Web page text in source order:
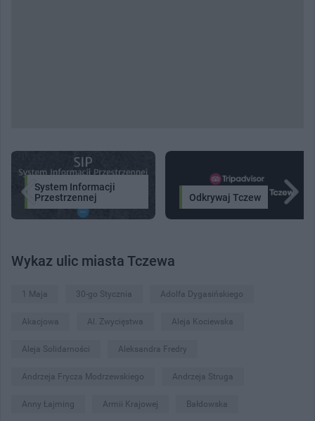
System Informacji
Przestrzennej
Odkrywaj Tczew
Wykaz ulic miasta Tczewa
1 Maja 30-go Stycznia Adolfa Dygasińskiego
Akacjowa Al. Zwycięstwa Aleja Kociewska
Aleja Solidarności Aleksandra Fredry
Andrzeja Frycza Modrzewskiego Andrzeja Struga
Anny Łajming Armii Krajowej Bałdowska